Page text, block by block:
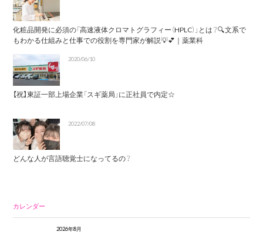
化粧品開発に必須の「高速液体クロマトグラフィー（HPLC）」とは？🔍文系で
もわかる仕組みと仕事での役割を専門家が解説💡💕｜薬業科
2020/06/10
【祝】東証一部上場企業「スギ薬局」に正社員で内定☆
2022/07/08
どんな人が言語聴覚士になってるの？
カレンダー
2026年8月